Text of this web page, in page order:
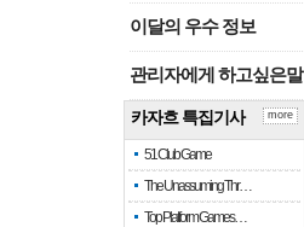
이달의 우수 정보
관리자에게 하고싶은말
카자흐 특집기사
51 Club Game
The Unassuming Thr…
Top Platform Games…
more